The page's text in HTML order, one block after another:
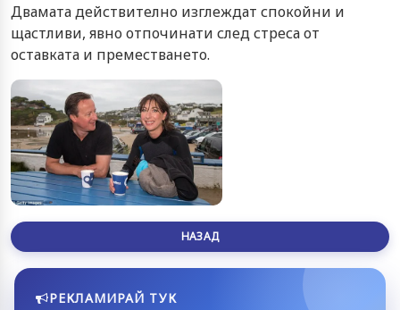
Двамата действително изглеждат спокойни и
щастливи, явно отпочинати след стреса от
оставката и преместването.
НАЗАД
РЕКЛАМИРАЙ ТУК